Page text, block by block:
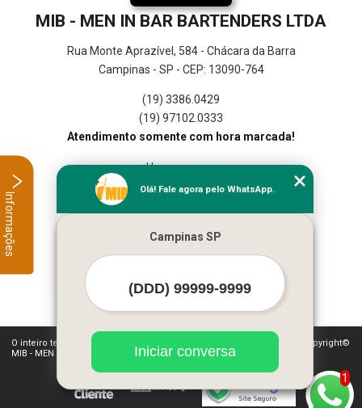
MIB - MEN IN BAR BARTENDERS LTDA
Rua Monte Aprazível, 584 - Chácara da Barra
Campinas - SP - CEP: 13090-764
(19) 3386.0429
(19) 97102.0333
Atendimento somente com hora marcada!
Home
Empresa
Contato
O inteiro teor deste site está sujeito à proteção de direitos autorais. Copyright©
MIB - MEN IN BAR BARTENDERS LTDA (Lei 9610 de 19/02/1998)
1
Olá! Fale agora pelo WhatsApp.
Campinas SP
Iniciar conversa
Informações